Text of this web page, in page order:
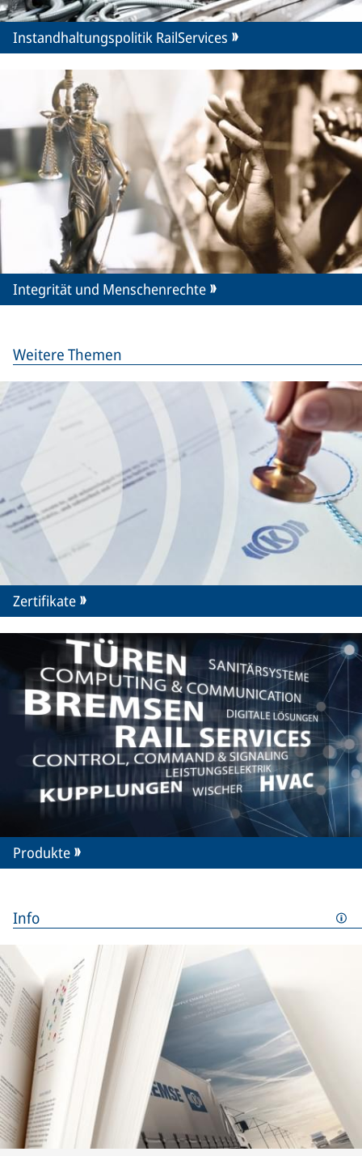
Info
Instandhaltungspolitik RailServices
Integrität und Menschenrechte
Weitere Themen
Zertifikate
Produkte